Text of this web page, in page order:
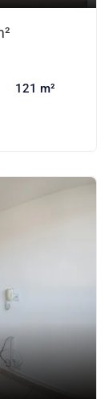
121 m²